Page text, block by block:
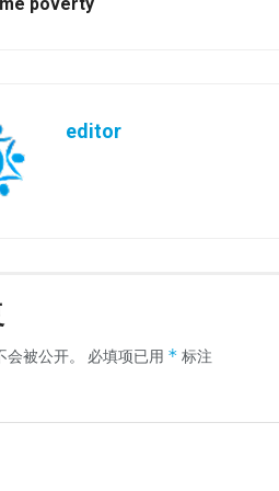
editor
被公开。 必填项已用 * 标注